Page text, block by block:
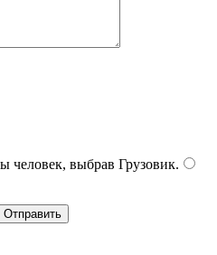
человек, выбрав Грузовик.